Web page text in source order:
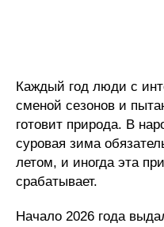
Каждый год люди с
сменой сезонов и
готовит природа. В
суровая зима
летом, и иногда эта
срабатывает.
Начало 2026 года